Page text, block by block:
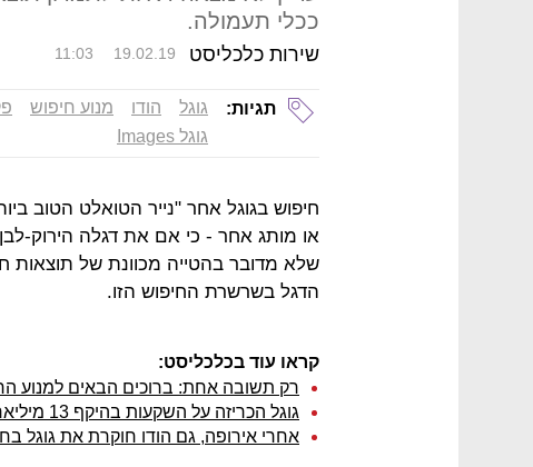
ככלי תעמולה.
שירות כלכליסט 11:03 19.02.19
תגיות: גוגל הודו מנוע חיפוש
גוגל Images
חיפוש בגוגל אחר "נייר הטואלט הטוב
או מותג אחר - כי אם את דגלה הירוק-
שלא מדובר בהטייה מכוונת של תוצאות
הדגל בשרשרת החיפוש הזו.
קראו עוד בכלכליסט:
רק תשובה אחת: ברוכים הבאים למנוע
גוגל הכריזה על השקעות בהיקף 13 מיליארד דולר בתחום הענן ב-2019
אחרי אירופה, גם הודו חוקרת את גוגל